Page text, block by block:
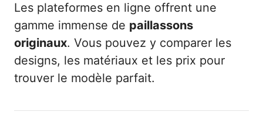
Les plateformes en ligne offrent une
gamme immense de paillassons
originaux. Vous pouvez y comparer les
designs, les matériaux et les prix pour
trouver le modèle parfait.